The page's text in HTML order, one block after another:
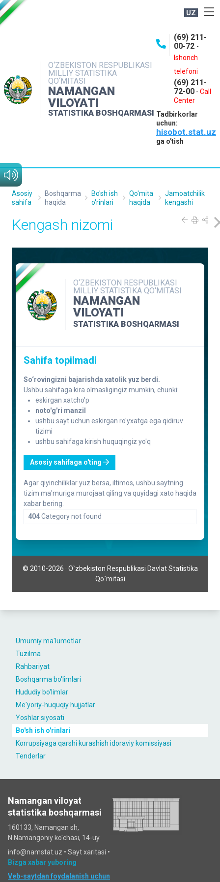
UZ
O‘ZBEKISTON RESPUBLIKASI
MILLIY STATISTIKA
QO‘MITASI
NAMANGAN
VILOYATI
STATISTIKA BOSHQARMASI
(69) 211-
00-72 -
Ishonch
telefoni
(69) 211-
72-00 - Call
Center
Tadbirkorlar
uchun:
hisobot.stat.uz
ga o'tish
NASHRLAR
INTERAKTIV XIZMATLAR
MATBUOT XIZMATI
MUROJAATLAR
Umumiy ma'lumotlar
Tuzilma
Rahbariyat
Boshqarma bo'limlari
Hududiy bo'limlar
Me'yoriy-huquqiy hujjatlar
Yoshlar siyosati
Bo'sh ish o'rinlari
Korrupsiyaga qarshi kurashish idoraviy komissiyasi
Tenderlar
Asosiy
sahifa
Boshqarma
haqida
Bo'sh ish
o'rinlari
Qo'mita
haqida
Jamoatchilik
kengashi
Kengash nizomi
Namangan viloyat
statistika boshqarmasi
160133, Namangan sh,
N.Namangoniy ko'chasi, 14-uy.
info@namstat.uz • Sayt xaritasi •
Bizga xabar yuboring
Veb-saytdan foydalanish uchun